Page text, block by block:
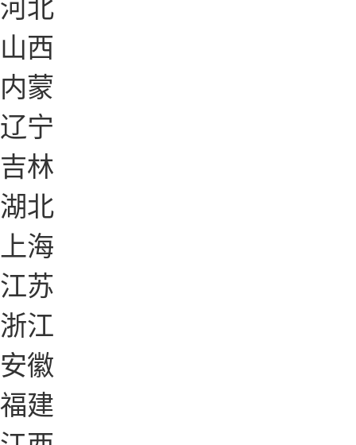
山西
内蒙
辽宁
吉林
湖北
上海
江苏
浙江
安徽
福建